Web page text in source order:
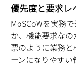
優先度と要求レ
MoSCoWを実務
か、機能要求な
票のように業務
ーンになりやすい